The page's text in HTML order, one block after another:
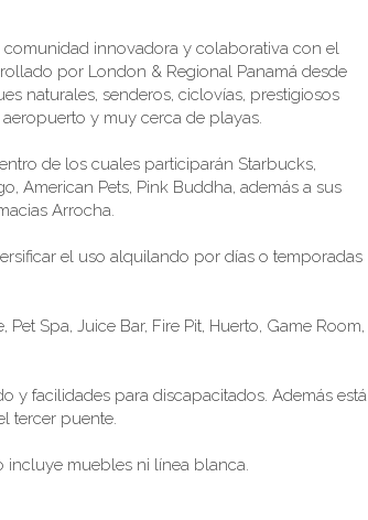
innovadora y colaborativa con el
por London & Regional Panamá desde
naturales, senderos, ciclovías, prestigiosos
y muy cerca de playas.
de los cuales participarán Starbucks,
American Pets, Pink Buddha, además a sus
Arrocha.
el uso alquilando por días o temporadas
Spa, Juice Bar, Fire Pit, Huerto, Game Room,
y facilidades para discapacitados. Además está
tercer puente.
incluye muebles ni línea blanca.